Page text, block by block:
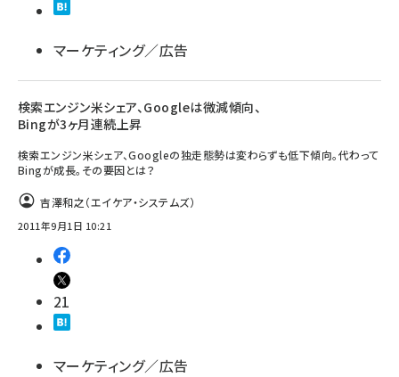
マーケティング／広告
検索エンジン米シェア、Googleは微減傾向、
Bingが3ヶ月連続上昇
検索エンジン米シェア、Googleの独走態勢は変わらずも低下傾向。代わって
Bingが成長。その要因とは？
吉澤和之（エイケア・システムズ）
2011年9月1日 10:21
21
マーケティング／広告